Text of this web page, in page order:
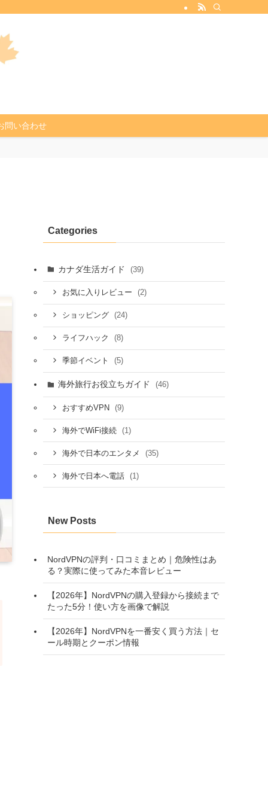
問い合わせ
Categories
カナダ生活ガイド (39)
お気に入りレビュー (2)
ショッピング (24)
ライフハック (8)
季節イベント (5)
海外旅行お役立ちガイド (46)
おすすめVPN (9)
海外でWiFi接続 (1)
海外で日本のエンタメ (35)
海外で日本へ電話 (1)
New Posts
NordVPNの評判・口コミまとめ｜危険性はあ
る？実際に使ってみた本音レビュー
【2026年】NordVPNの購入登録から接続まで
たった5分！使い方を画像で解説
【2026年】NordVPNを一番安く買う方法｜セ
ール時期とクーポン情報